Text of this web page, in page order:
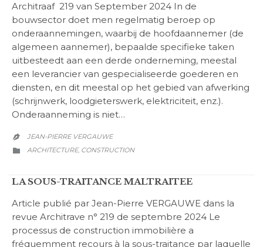
Architraaf 219 van September 2024 In de
bouwsector doet men regelmatig beroep op
onderaannemingen, waarbij de hoofdaannemer (de
algemeen aannemer), bepaalde specifieke taken
uitbesteedt aan een derde onderneming, meestal
een leverancier van gespecialiseerde goederen en
diensten, en dit meestal op het gebied van afwerking
(schrijnwerk, loodgieterswerk, elektriciteit, enz.).
Onderaanneming is niet…
 JEAN-PIERRE VERGAUWE
 CATEGORY
ARCHITECTURE, CONSTRUCTION
LA SOUS-TRAITANCE MALTRAITEE
Article publié par Jean-Pierre VERGAUWE dans la
revue Architrave n° 219 de septembre 2024 Le
processus de construction immobilière a
fréquemment recours à la sous-traitance par laquelle